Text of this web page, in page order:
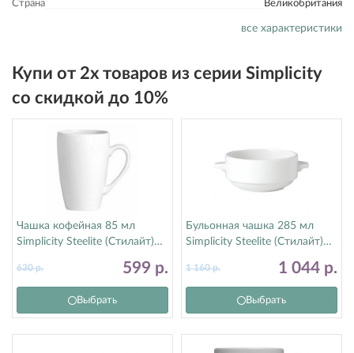
Страна
Великобритания
все характеристики
Купи от 2х товаров из серии Simplicity
со скидкой до 10%
Чашка кофейная 85 мл
Simplicity Steelite (Стилайт)
599 р.
630р.
Выбрать
Бульонная чашка 285 мл
Simplicity Steelite (Стилайт)
1 044 р.
1 160р.
Выбрать